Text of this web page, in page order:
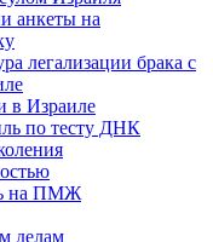
анкеты на
легализации брака с
в Израиле
по тесту ДНК
на ПМЖ
делам